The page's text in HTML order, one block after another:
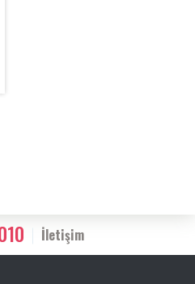
İletişim